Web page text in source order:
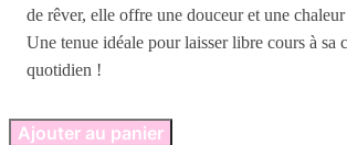
de rêver, elle offre une douceur et une
Une tenue idéale pour laisser libre cours à sa
quotidien !
Ajouter au panier